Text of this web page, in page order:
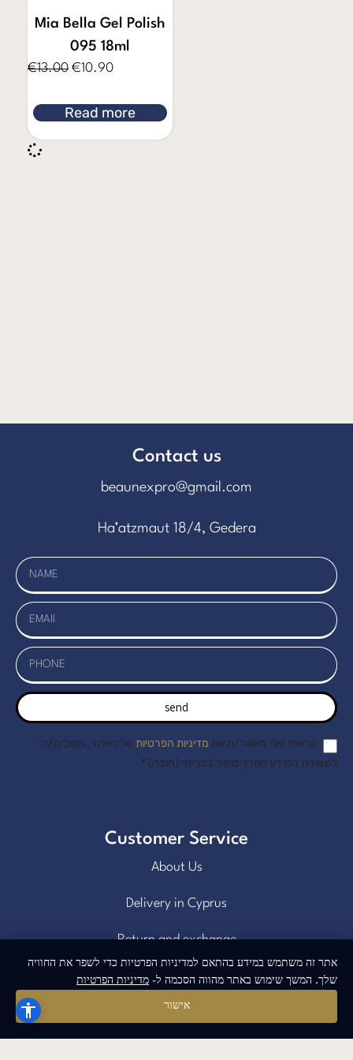
Mia Bella Gel Polish
095 18ml
€13.00 €10.90
Read more
Contact us
beaunexpro@gmail.com
Ha’atzmaut 18/4, Gedera
send
קראתי ואני מאשר/ת את מדיניות הפרטיות של האתר, ומסכים/ה
לשמירת המידע לצורך טיפול בפנייתי (חובה) *
Customer Service
About Us
Delivery in Cyprus
Return and exchange
Public contract
Privacy policy
אתר זה משתמש במידע בהתאם למדיניות הפרטיות כדי לשפר את החוויה
שלך. המשך שימוש באתר מהווה הסכמה ל- מדיניות הפרטיות
אישור